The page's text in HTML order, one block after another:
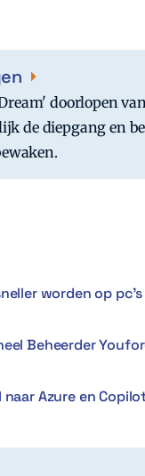
doorlopen
de diepgang en
worden op
Beheerder
Azure en